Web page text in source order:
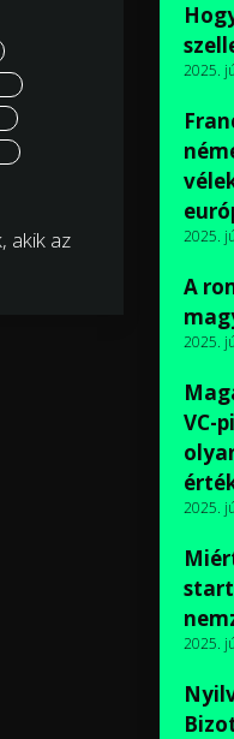
akik az
2025.
2025.
A
2025.
VC-
2025.
2025.